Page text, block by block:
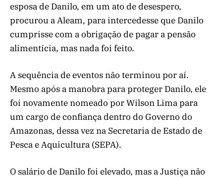
esposa de Danilo, em um ato de desespero,
procurou a Aleam, para intercedesse que Danilo
cumprisse com a obrigação de pagar a pensão
alimentícia, mas nada foi feito.
A sequência de eventos não terminou por aí.
Mesmo após a manobra para proteger Danilo, ele
foi novamente nomeado por Wilson Lima para
um cargo de confiança dentro do Governo do
Amazonas, dessa vez na Secretaria de Estado de
Pesca e Aquicultura (SEPA).
O salário de Danilo foi elevado, mas a Justiça não